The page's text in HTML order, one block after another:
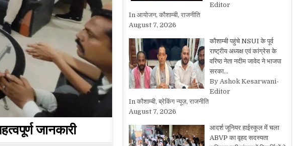
जानकारी
Editor
In आयोजन, कौशाम्बी, राजनीति
August 7, 2026
कौशाम्बी पहुंचे NSUI के पूर्व
राष्ट्रीय अध्यक्ष एवं कांग्रेस के
वरिष्ठ नेता नदीम जावेद ने भाजपा
सरका…
By Ashok Kesarwani-
Editor
In कौशाम्बी, ब्रेकिंग न्यूज़, राजनीति
August 7, 2026
आदर्श जूनियर हाईस्कूल में चला
ABVP का वृहद सदस्यता